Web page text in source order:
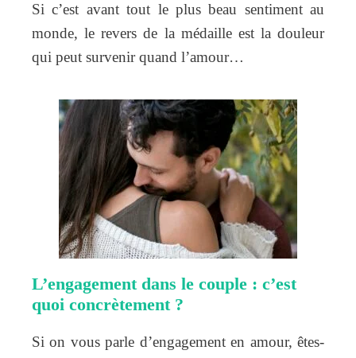
Si c’est avant tout le plus beau sentiment au
monde, le revers de la médaille est la douleur
qui peut survenir quand l’amour…
L’engagement dans le couple : c’est
quoi concrètement ?
Si on vous parle d’engagement en amour, êtes-